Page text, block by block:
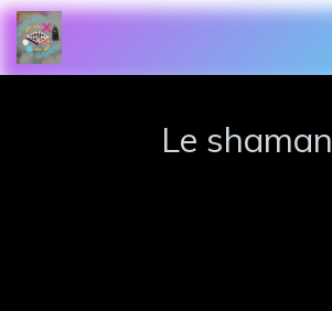
Se rendre au contenu
Le shaman